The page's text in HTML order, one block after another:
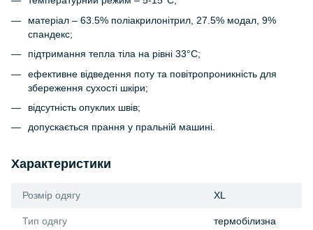
матеріал – 63.5% поліакрилонітрил, 27.5% модал, 9%
спандекс;
підтримання тепла тіла на рівні 33°C;
ефективне відведення поту та повітропроникність для
збереження сухості шкіри;
відсутність опуклих швів;
допускається прання у пральній машині.
Характеристики
Розмір одягу XL
Тип одягу термобілизна